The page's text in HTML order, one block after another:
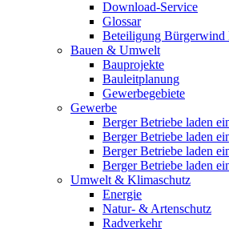
Download-Service
Glossar
Beteiligung
Bauen & Umwelt
Bauprojekte
Bauleitplanung
Gewerbegebiete
Gewerbe
Berger Betriebe laden
Berger Betriebe laden
Berger Betriebe laden
Berger Betriebe laden
Umwelt & Klimaschutz
Energie
Natur- & Artenschutz
Radverkehr